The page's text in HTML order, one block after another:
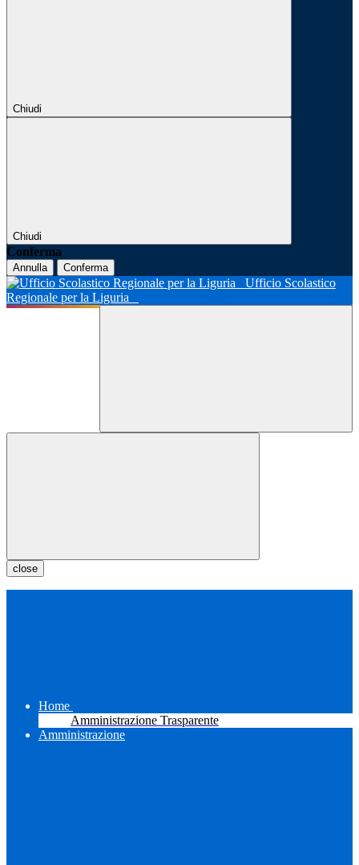
Chiudi
Chiudi
Conferma
Annulla Conferma
Ufficio Scolastico
Regionale per la Liguria
close
Home
Amministrazione Trasparente
Amministrazione